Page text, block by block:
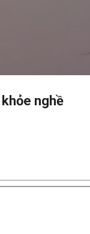
nghề